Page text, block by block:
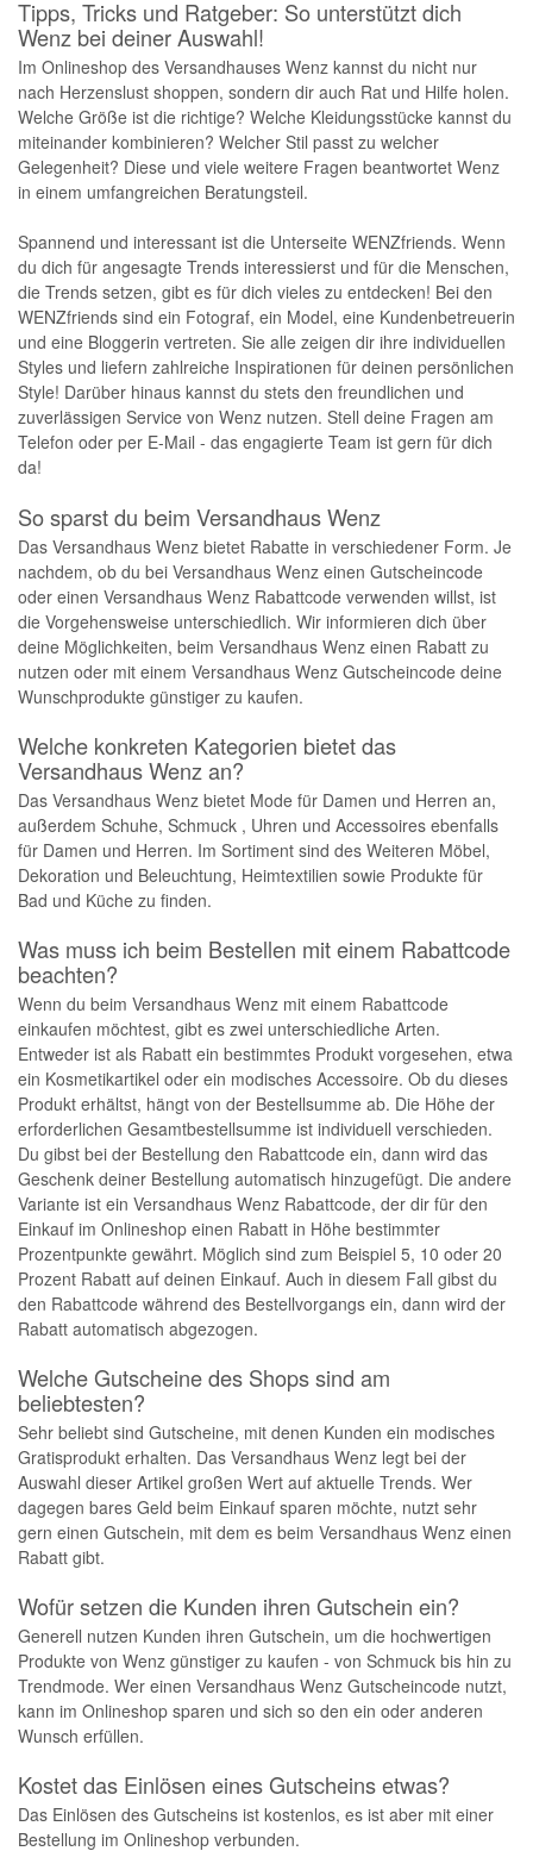
Tipps, Tricks und Ratgeber: So unterstützt dich
Wenz bei deiner Auswahl!
Im Onlineshop des Versandhauses Wenz kannst du nicht nur
nach Herzenslust shoppen, sondern dir auch Rat und Hilfe holen.
Welche Größe ist die richtige? Welche Kleidungsstücke kannst du
miteinander kombinieren? Welcher Stil passt zu welcher
Gelegenheit? Diese und viele weitere Fragen beantwortet Wenz
in einem umfangreichen Beratungsteil.
Spannend und interessant ist die Unterseite WENZfriends. Wenn
du dich für angesagte Trends interessierst und für die Menschen,
die Trends setzen, gibt es für dich vieles zu entdecken! Bei den
WENZfriends sind ein Fotograf, ein Model, eine Kundenbetreuerin
und eine Bloggerin vertreten. Sie alle zeigen dir ihre individuellen
Styles und liefern zahlreiche Inspirationen für deinen persönlichen
Style! Darüber hinaus kannst du stets den freundlichen und
zuverlässigen Service von Wenz nutzen. Stell deine Fragen am
Telefon oder per E-Mail - das engagierte Team ist gern für dich
da!
So sparst du beim Versandhaus Wenz
Das Versandhaus Wenz bietet Rabatte in verschiedener Form. Je
nachdem, ob du bei Versandhaus Wenz einen Gutscheincode
oder einen Versandhaus Wenz Rabattcode verwenden willst, ist
die Vorgehensweise unterschiedlich. Wir informieren dich über
deine Möglichkeiten, beim Versandhaus Wenz einen Rabatt zu
nutzen oder mit einem Versandhaus Wenz Gutscheincode deine
Wunschprodukte günstiger zu kaufen.
Welche konkreten Kategorien bietet das
Versandhaus Wenz an?
Das Versandhaus Wenz bietet Mode für Damen und Herren an,
außerdem Schuhe, Schmuck , Uhren und Accessoires ebenfalls
für Damen und Herren. Im Sortiment sind des Weiteren Möbel,
Dekoration und Beleuchtung, Heimtextilien sowie Produkte für
Bad und Küche zu finden.
Was muss ich beim Bestellen mit einem Rabattcode
beachten?
Wenn du beim Versandhaus Wenz mit einem Rabattcode
einkaufen möchtest, gibt es zwei unterschiedliche Arten.
Entweder ist als Rabatt ein bestimmtes Produkt vorgesehen, etwa
ein Kosmetikartikel oder ein modisches Accessoire. Ob du dieses
Produkt erhältst, hängt von der Bestellsumme ab. Die Höhe der
erforderlichen Gesamtbestellsumme ist individuell verschieden.
Du gibst bei der Bestellung den Rabattcode ein, dann wird das
Geschenk deiner Bestellung automatisch hinzugefügt. Die andere
Variante ist ein Versandhaus Wenz Rabattcode, der dir für den
Einkauf im Onlineshop einen Rabatt in Höhe bestimmter
Prozentpunkte gewährt. Möglich sind zum Beispiel 5, 10 oder 20
Prozent Rabatt auf deinen Einkauf. Auch in diesem Fall gibst du
den Rabattcode während des Bestellvorgangs ein, dann wird der
Rabatt automatisch abgezogen.
Welche Gutscheine des Shops sind am
beliebtesten?
Sehr beliebt sind Gutscheine, mit denen Kunden ein modisches
Gratisprodukt erhalten. Das Versandhaus Wenz legt bei der
Auswahl dieser Artikel großen Wert auf aktuelle Trends. Wer
dagegen bares Geld beim Einkauf sparen möchte, nutzt sehr
gern einen Gutschein, mit dem es beim Versandhaus Wenz einen
Rabatt gibt.
Wofür setzen die Kunden ihren Gutschein ein?
Generell nutzen Kunden ihren Gutschein, um die hochwertigen
Produkte von Wenz günstiger zu kaufen - von Schmuck bis hin zu
Trendmode. Wer einen Versandhaus Wenz Gutscheincode nutzt,
kann im Onlineshop sparen und sich so den ein oder anderen
Wunsch erfüllen.
Kostet das Einlösen eines Gutscheins etwas?
Das Einlösen des Gutscheins ist kostenlos, es ist aber mit einer
Bestellung im Onlineshop verbunden.